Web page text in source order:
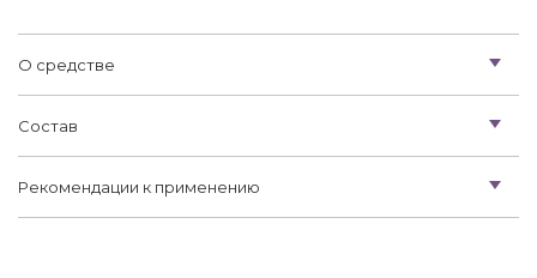
О средстве
Состав
Рекомендации к применению